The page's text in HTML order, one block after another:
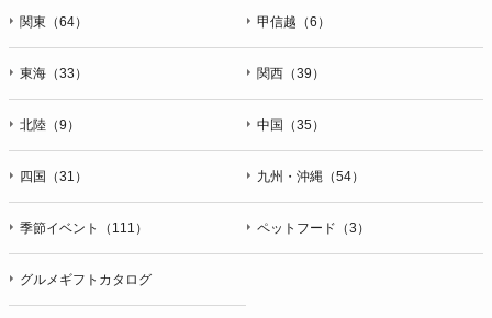
関東（64） 甲信越（6）
東海（33） 関西（39）
北陸（9） 中国（35）
四国（31） 九州・沖縄（54）
季節イベント（111） ペットフード（3）
グルメギフトカタログ